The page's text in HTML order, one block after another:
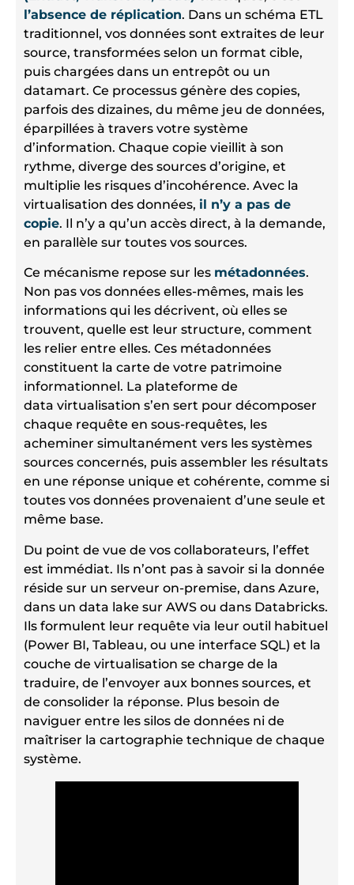
l’absence de réplication. Dans un schéma ETL
traditionnel, vos données sont extraites de leur
source, transformées selon un format cible,
puis chargées dans un entrepôt ou un
datamart. Ce processus génère des copies,
parfois des dizaines, du même jeu de données,
éparpillées à travers votre système
d’information. Chaque copie vieillit à son
rythme, diverge des sources d’origine, et
multiplie les risques d’incohérence. Avec la
virtualisation des données, il n’y a pas de
copie. Il n’y a qu’un accès direct, à la demande,
en parallèle sur toutes vos sources.
Ce mécanisme repose sur les métadonnées.
Non pas vos données elles-mêmes, mais les
informations qui les décrivent, où elles se
trouvent, quelle est leur structure, comment
les relier entre elles. Ces métadonnées
constituent la carte de votre patrimoine
informationnel. La plateforme de
data virtualisation s’en sert pour décomposer
chaque requête en sous-requêtes, les
acheminer simultanément vers les systèmes
sources concernés, puis assembler les résultats
en une réponse unique et cohérente, comme si
toutes vos données provenaient d’une seule et
même base.
Du point de vue de vos collaborateurs, l’effet
est immédiat. Ils n’ont pas à savoir si la donnée
réside sur un serveur on-premise, dans Azure,
dans un data lake sur AWS ou dans Databricks.
Ils formulent leur requête via leur outil habituel
(Power BI, Tableau, ou une interface SQL) et la
couche de virtualisation se charge de la
traduire, de l’envoyer aux bonnes sources, et
de consolider la réponse. Plus besoin de
naviguer entre les silos de données ni de
maîtriser la cartographie technique de chaque
système.